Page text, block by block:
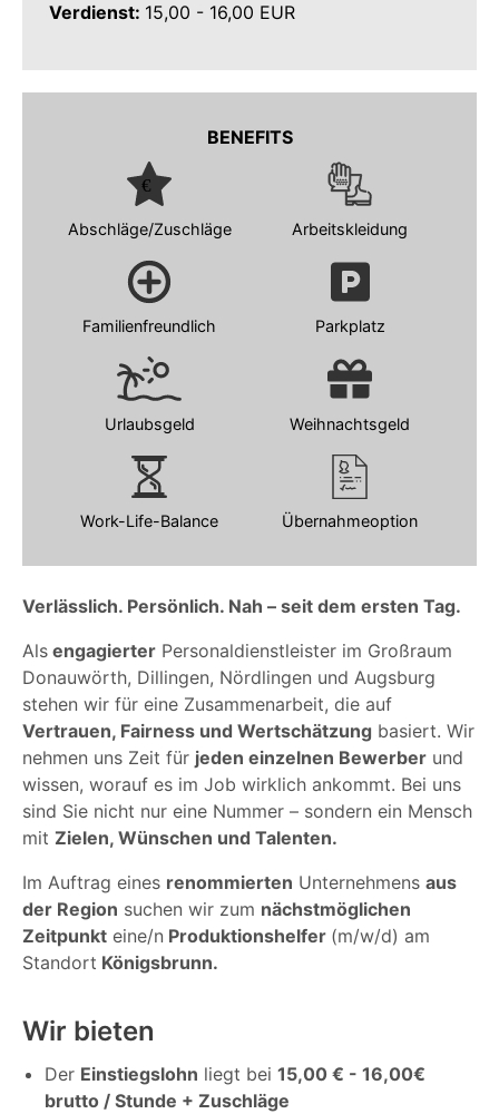
Verlässlich. Persönlich. Nah – seit dem ersten Tag.
Als engagierter Personaldienstleister im Großraum
Donauwörth, Dillingen, Nördlingen und Augsburg
stehen wir für eine Zusammenarbeit, die auf
Vertrauen, Fairness und Wertschätzung basiert. Wir
nehmen uns Zeit für jeden einzelnen Bewerber und
wissen, worauf es im Job wirklich ankommt. Bei uns
sind Sie nicht nur eine Nummer – sondern ein Mensch
mit Zielen, Wünschen und Talenten.
Im Auftrag eines renommierten Unternehmens aus
der Region suchen wir zum nächstmöglichen
Zeitpunkt eine/n Produktionshelfer (m/w/d) am
Standort Königsbrunn.
Wir bieten
Der Einstiegslohn liegt bei 15,00 € - 16,00€
brutto / Stunde + Zuschläge
Verdienst: 15,00 - 16,00 EUR
BENEFITS
Abschläge/Zuschläge Arbeitskleidung
Familienfreundlich Parkplatz
Urlaubsgeld Weihnachtsgeld
Work-Life-Balance Übernahmeoption